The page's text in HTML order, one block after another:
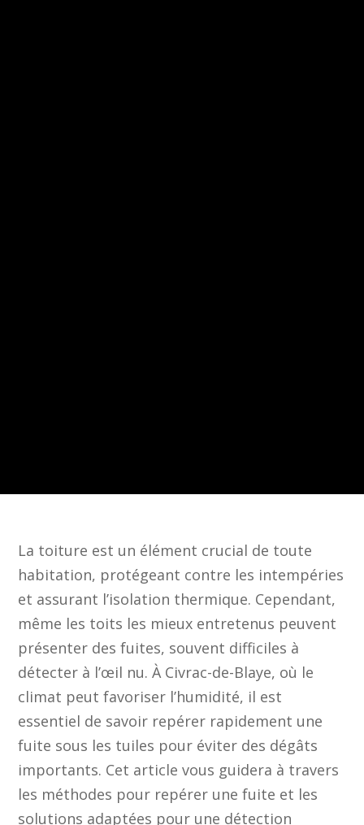
La toiture est un élément crucial de toute
habitation, protégeant contre les intempéries
et assurant l’isolation thermique. Cependant,
même les toits les mieux entretenus peuvent
présenter des fuites, souvent difficiles à
détecter à l’œil nu. À Civrac-de-Blaye, où le
climat peut favoriser l’humidité, il est
essentiel de savoir repérer rapidement une
fuite sous les tuiles pour éviter des dégâts
importants. Cet article vous guidera à travers
les méthodes pour repérer une fuite et les
solutions adaptées pour une détection